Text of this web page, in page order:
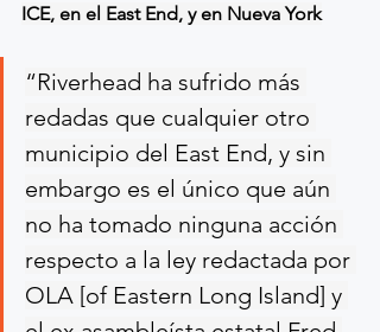
ICE, en el East End, y en Nueva York
“Riverhead ha sufrido más
redadas que cualquier otro
municipio del East End, y sin
embargo es el único que aún
no ha tomado ninguna acción
respecto a la ley redactada por
OLA [of Eastern Long Island] y